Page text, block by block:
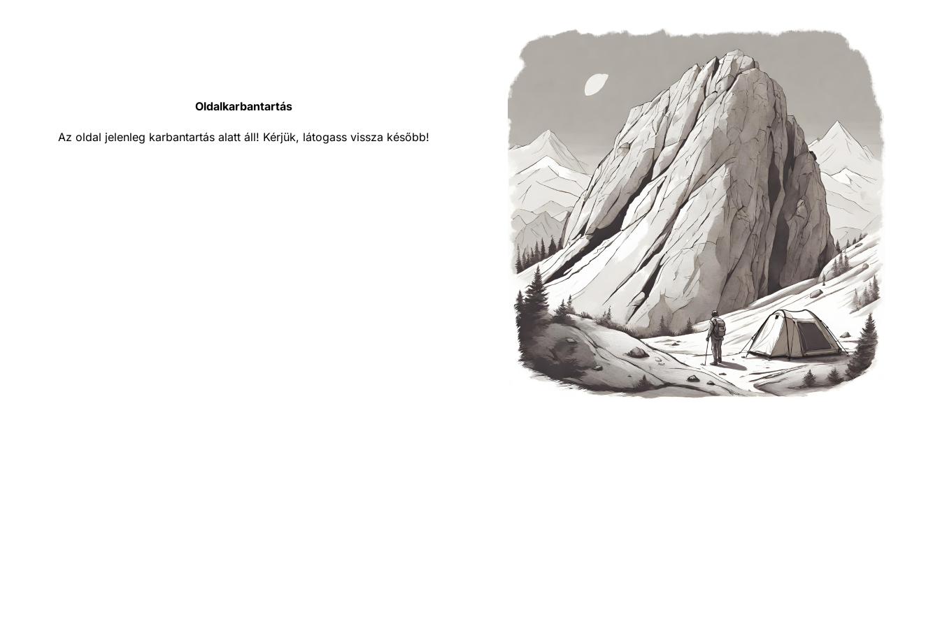
Oldalkarbantartás
Az oldal jelenleg karbantartás alatt áll! Kérjük, látogass vissza később!